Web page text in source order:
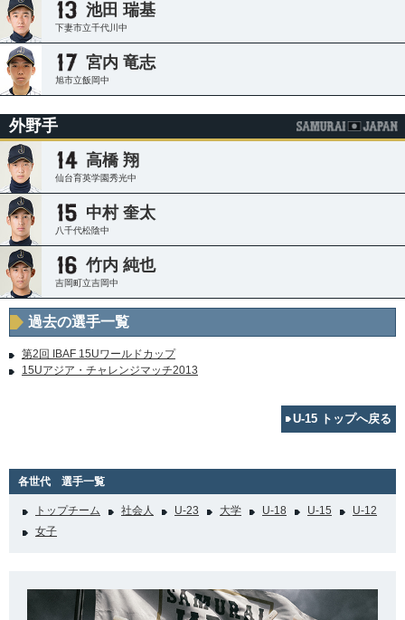
池田 瑞基
下妻市立千代川中
宮内 竜志
旭市立飯岡中
外野手
高橋 翔
仙台育英学園秀光中
中村 奎太
八千代松陰中
竹内 純也
吉岡町立吉岡中
過去の選手一覧
第2回 IBAF 15Uワールドカップ
15Uアジア・チャレンジマッチ2013
U-15 トップへ戻る
各世代 選手一覧
トップチーム 社会人 U-23 大学 U-18 U-15
U-12
女子